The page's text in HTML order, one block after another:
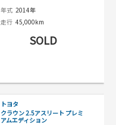
年式 2014年
走行 45,000km
SOLD
トヨタ
クラウン 2.5アスリート プレミ
アムエディション